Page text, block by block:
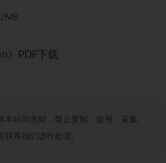
》PDF下载
站同意时，禁止复制、盗用、采集、
系我们进行处理。